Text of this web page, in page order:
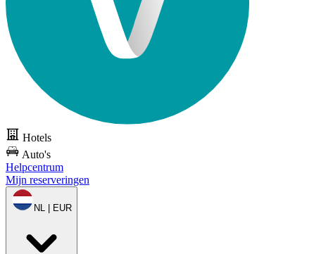
Hotels
Auto's
Helpcentrum
Mijn reserveringen
NL | EUR